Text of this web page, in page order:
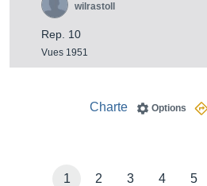
Rep. 10
Vues 1951
wilrastoll
Options
Charte
1 2 3 4 5